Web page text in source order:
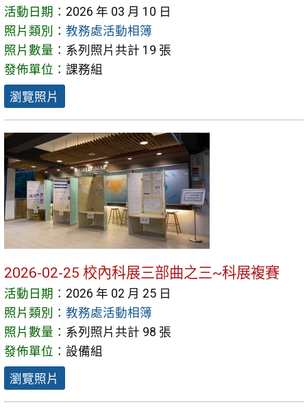
活動日期： 2026 年 03 月 10 日
照片類別： 教務處活動相簿
照片數量： 系列照片共計 19 張
發佈單位： 課務組
瀏覽照片
2026-02-25 校內科展三部曲之三~科展複賽
活動日期： 2026 年 02 月 25 日
照片類別： 教務處活動相簿
照片數量： 系列照片共計 98 張
發佈單位： 設備組
瀏覽照片